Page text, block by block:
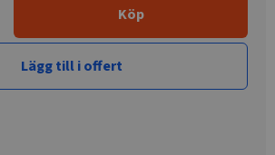
Köp
Lägg till i offert